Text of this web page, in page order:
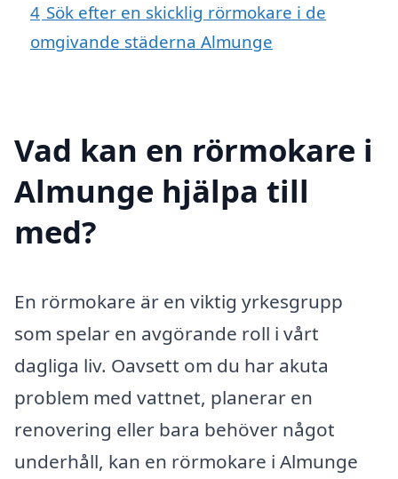
4 Sök efter en skicklig rörmokare i de
omgivande städerna Almunge
Vad kan en rörmokare i
Almunge hjälpa till
med?
En rörmokare är en viktig yrkesgrupp
som spelar en avgörande roll i vårt
dagliga liv. Oavsett om du har akuta
problem med vattnet, planerar en
renovering eller bara behöver något
underhåll, kan en rörmokare i Almunge